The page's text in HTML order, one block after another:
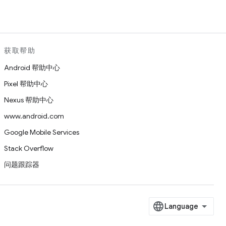
获取帮助
Android 帮助中心
Pixel 帮助中心
Nexus 帮助中心
www.android.com
Google Mobile Services
Stack Overflow
问题跟踪器